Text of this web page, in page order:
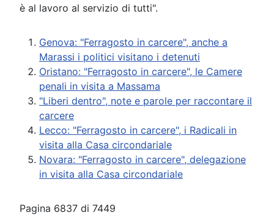
è al lavoro al servizio di tutti".
Genova: "Ferragosto in carcere", anche a
Marassi i politici visitano i detenuti
Oristano: "Ferragosto in carcere", le Camere
penali in visita a Massama
"Liberi dentro", note e parole per raccontare il
carcere
Lecco: "Ferragosto in carcere", i Radicali in
visita alla Casa circondariale
Novara: "Ferragosto in carcere", delegazione
in visita alla Casa circondariale
Pagina 6837 di 7449